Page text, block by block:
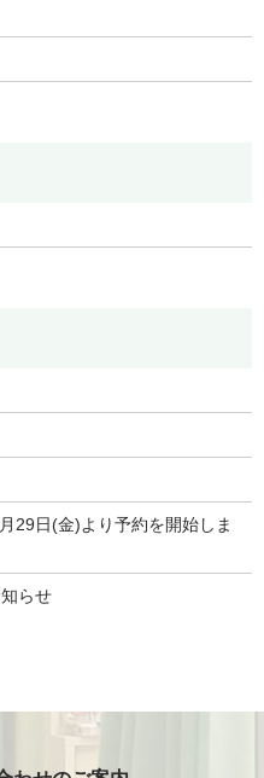
29日(金)より予約を開始しま
らせ